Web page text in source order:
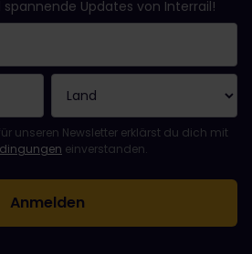
Updates von Interrail!
angemeldet.
ist ein Pflichtfeld!
ist ungültig!
Newsletters ist ein Fehler aufgetreten.
bereits abonniert!
Geschäftsbedingungen zu, um
unseren Newsletter erklärst du dich mit
einverstanden.